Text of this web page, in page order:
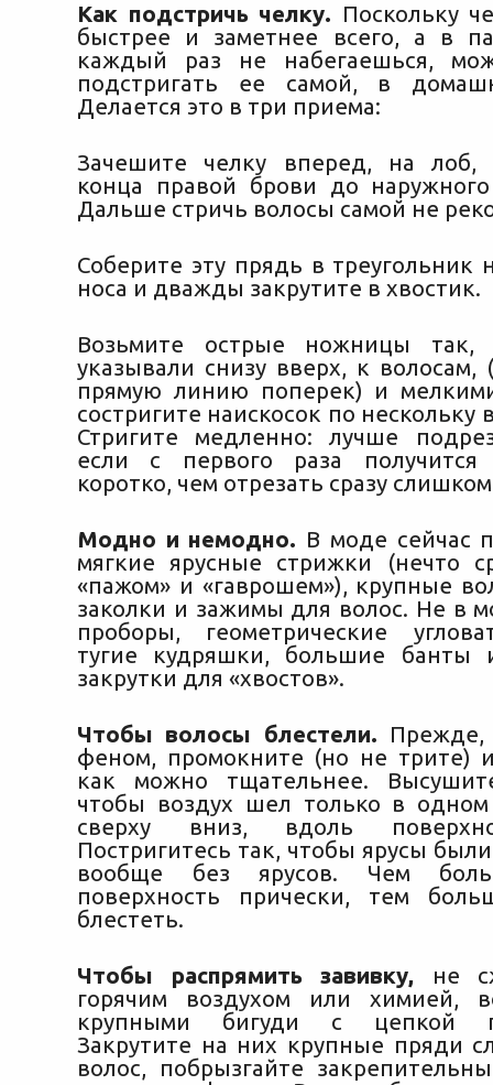
Как подстричь челку. Поскольку
быстрее и заметнее всего, а в
каждый раз не набегаешься,
подстригать ее самой, в
Делается это в три приема:
Зачешите челку вперед, на лоб,
конца правой брови до
Дальше стричь волосы самой не
Соберите эту прядь в треугольник
носа и дважды закрутите в хвостик.
Возьмите острые ножницы так,
указывали снизу вверх, к волосам,
прямую линию поперек) и
состригите наискосок по нескольку
Стригите медленно: лучше
если с первого раза получится
коротко, чем отрезать сразу
Модно и немодно. В моде сейчас
мягкие ярусные стрижки (нечто
«пажом» и «гаврошем»), крупные
заколки и зажимы для волос. Не в
проборы, геометрические
тугие кудряшки, большие банты
закрутки для «хвостов».
Чтобы волосы блестели. Прежде,
феном, промокните (но не трите)
как можно тщательнее.
чтобы воздух шел только в одном
сверху вниз, вдоль
Постригитесь так, чтобы ярусы
вообще без ярусов. Чем
поверхность прически, тем
блестеть.
Чтобы распрямить завивку, не
горячим воздухом или химией,
крупными бигуди с цепкой
Закрутите на них крупные пряди
волос, побрызгайте